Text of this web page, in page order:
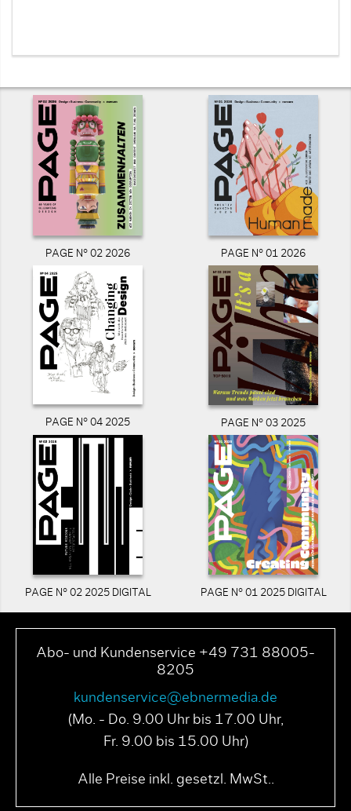
PAGE N° 02 2026 PAGE N° 01 2026
PAGE N° 04 2025 PAGE N° 03 2025
PAGE N° 02 2025 DIGITAL PAGE N° 01 2025 DIGITAL
Abo- und Kundenservice +49 731 88005-
8205
kundenservice@ebnermedia.de
(Mo. - Do. 9.00 Uhr bis 17.00 Uhr,
Fr. 9.00 bis 15.00 Uhr)
Alle Preise inkl. gesetzl. MwSt..